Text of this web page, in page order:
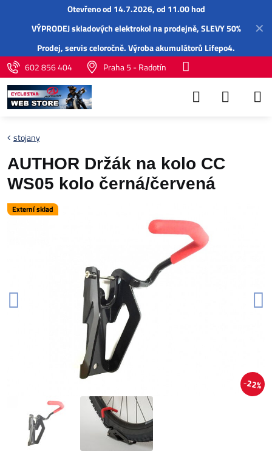
✕
Otevřeno od 14.7.2026, od 11.00 hod
VÝPRODEJ skladových elektrokol na prodejně, SLEVY 50%
Prodej,servisceloročně.Výroba akumulátorů Lifepo4.
602 856 404
Praha 5 - Radotín
Externí sklad
22%
stojany
AUTHOR Držák na kolo CC
WS05 kolo černá/červená